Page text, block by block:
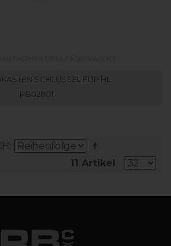
SCHLÜSSEL FÜR HL
RB028011
11 Artikel